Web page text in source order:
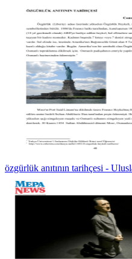
özgürlük anıtının tarihçesi -